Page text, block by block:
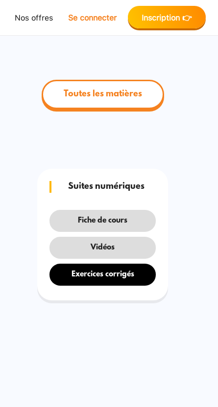
Nos offres Se connecter Inscription 👉
Toutes les matières
Suites numériques
Fiche de cours
Vidéos
Exercices corrigés